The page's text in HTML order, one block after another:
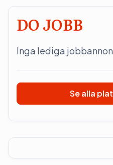
DO JOBB
Inga lediga
Se alla